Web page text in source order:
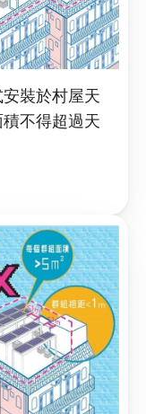
裝於村屋天
不得超過天